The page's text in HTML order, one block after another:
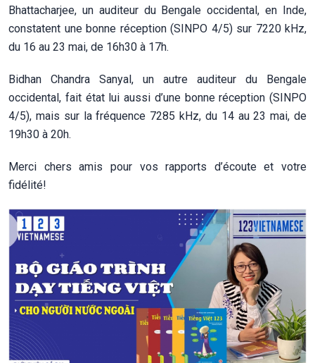
Bhattacharjee, un auditeur du Bengale occidental, en Inde,
constatent une bonne réception (SINPO 4/5) sur 7220 kHz,
du 16 au 23 mai, de 16h30 à 17h.
Bidhan Chandra Sanyal, un autre auditeur du Bengale
occidental, fait état lui aussi d’une bonne réception (SINPO
4/5), mais sur la fréquence 7285 kHz, du 14 au 23 mai, de
19h30 à 20h.
Merci chers amis pour vos rapports d’écoute et votre
fidélité!